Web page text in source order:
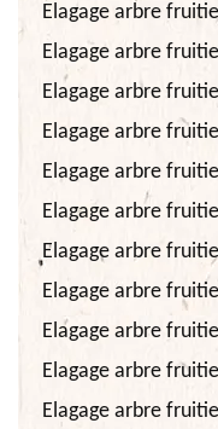
Elagage arbre
Elagage arbre
Elagage arbre
Elagage arbre
Elagage arbre
Elagage arbre
Elagage arbre
Elagage arbre
Elagage arbre
Elagage arbre
Elagage arbre